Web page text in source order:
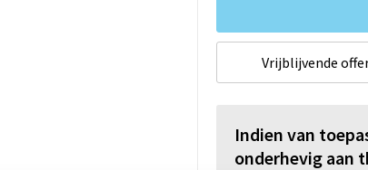
Vrijblijvende
Indien van
onderhevig aan